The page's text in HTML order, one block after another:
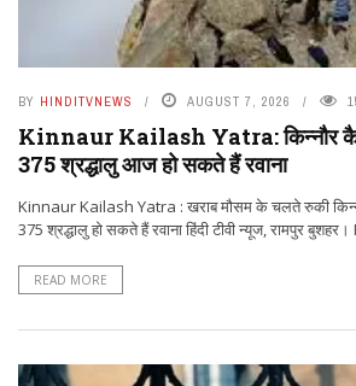
BY HINDITVNEWS AUGUST 7, 2026
Kinnaur Kailash Yatra: किन्नौर
375 श्रद्धालु आज हो सकते हैं रवाना
Kinnaur Kailash Yatra : खराब मौसम के चलते रुकी
375 श्रद्धालु हो सकते हैं रवाना हिंदी टीवी न्यूज, रामपुर
READ MORE